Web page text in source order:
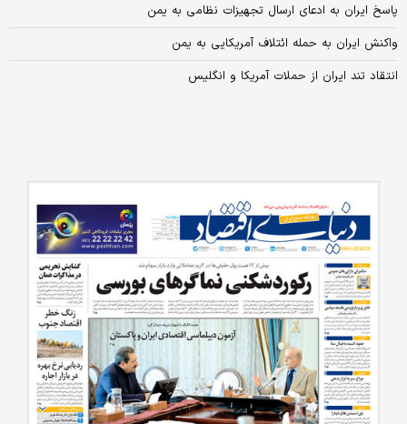
پاسخ ایران به ادعای ارسال تجهیزات نظامی به یمن
واکنش ایران به حمله ائتلاف آمریکایی به یمن
انتقاد تند ایران از حملات آمریکا و انگلیس